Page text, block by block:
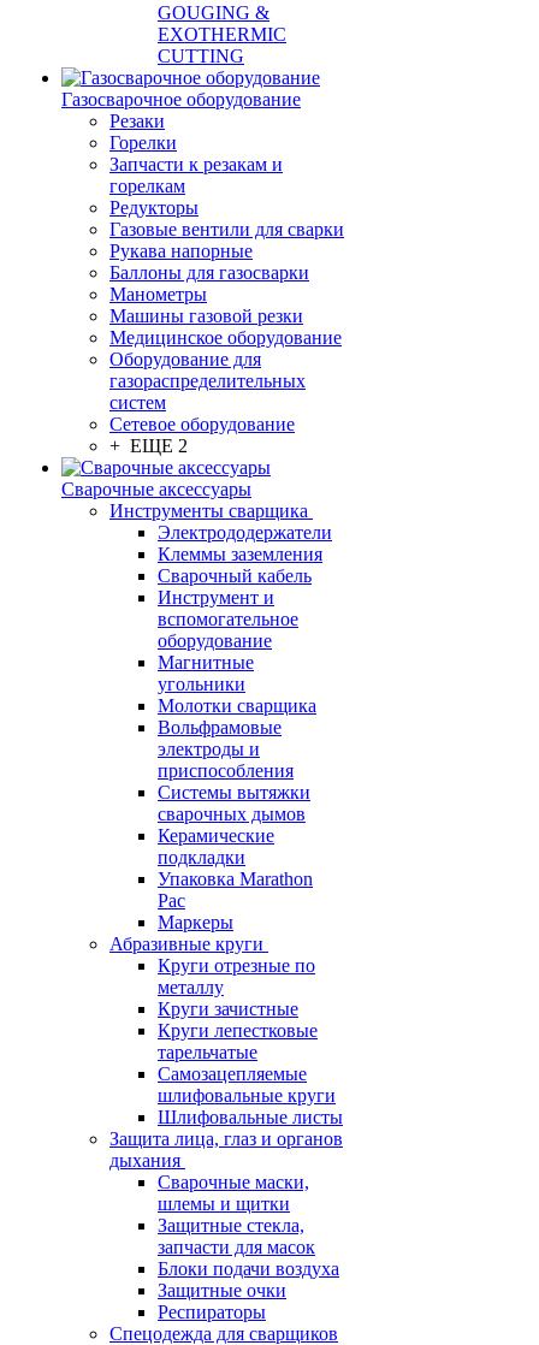
GOUGING &
EXOTHERMIC
CUTTING
Газосварочное оборудование
Резаки
Горелки
Запчасти к резакам и
горелкам
Редукторы
Газовые вентили для сварки
Рукава напорные
Баллоны для газосварки
Манометры
Машины газовой резки
Медицинское оборудование
Оборудование для
газораспределительных
систем
Сетевое оборудование
+ ЕЩЕ 2
Сварочные аксессуары
Инструменты сварщика
Электрододержатели
Клеммы заземления
Сварочный кабель
Инструмент и
вспомогательное
оборудование
Магнитные
угольники
Молотки сварщика
Вольфрамовые
электроды и
приспособления
Системы вытяжки
сварочных дымов
Керамические
подкладки
Упаковка Marathon
Pac
Маркеры
Абразивные круги
Круги отрезные по
металлу
Круги зачистные
Круги лепестковые
тарельчатые
Самозацепляемые
шлифовальные круги
Шлифовальные листы
Защита лица, глаз и органов
дыхания
Сварочные маски,
шлемы и щитки
Защитные стекла,
запчасти для масок
Блоки подачи воздуха
Защитные очки
Респираторы
Спецодежда для сварщиков